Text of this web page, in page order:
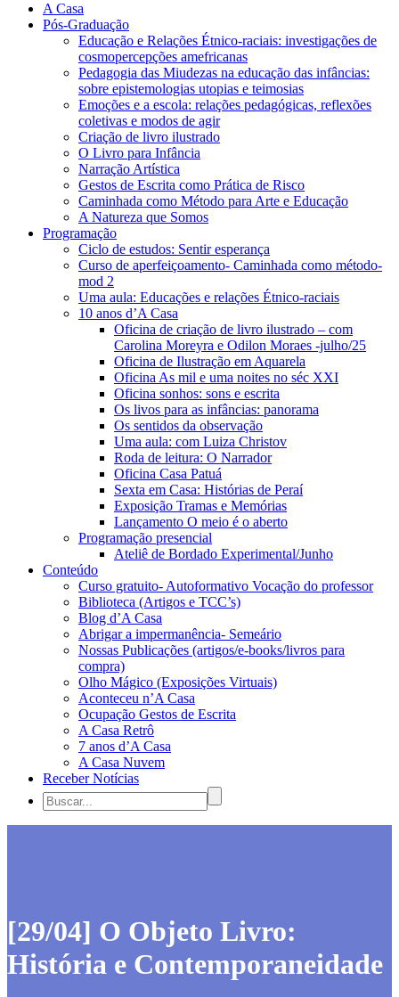
A Casa
Pós-Graduação
Educação e Relações Étnico-raciais: investigações de
cosmopercepções amefricanas
Pedagogia das Miudezas na educação das infâncias:
sobre epistemologias utopias e teimosias
Emoções e a escola: relações pedagógicas, reflexões
coletivas e modos de agir
Criação de livro ilustrado
O Livro para Infância
Narração Artística
Gestos de Escrita como Prática de Risco
Caminhada como Método para Arte e Educação
A Natureza que Somos
Programação
Ciclo de estudos: Sentir esperança
Curso de aperfeiçoamento- Caminhada como método-
mod 2
Uma aula: Educações e relações Étnico-raciais
10 anos d’A Casa
Oficina de criação de livro ilustrado – com
Carolina Moreyra e Odilon Moraes -julho/25
Oficina de Ilustração em Aquarela
Oficina As mil e uma noites no séc XXI
Oficina sonhos: sons e escrita
Os livos para as infâncias: panorama
Os sentidos da observação
Uma aula: com Luiza Christov
Roda de leitura: O Narrador
Oficina Casa Patuá
Sexta em Casa: Histórias de Peraí
Exposição Tramas e Memórias
Lançamento O meio é o aberto
Programação presencial
Ateliê de Bordado Experimental/Junho
Conteúdo
Curso gratuito- Autoformativo Vocação do professor
Biblioteca (Artigos e TCC’s)
Blog d’A Casa
Abrigar a impermanência- Semeário
Nossas Publicações (artigos/e-books/livros para
compra)
Olho Mágico (Exposições Virtuais)
Aconteceu n’A Casa
Ocupação Gestos de Escrita
A Casa Retrô
7 anos d’A Casa
A Casa Nuvem
Receber Notícias
[29/04] O Objeto Livro:
História e Contemporaneidade